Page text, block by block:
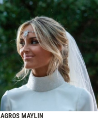
MAYLIN